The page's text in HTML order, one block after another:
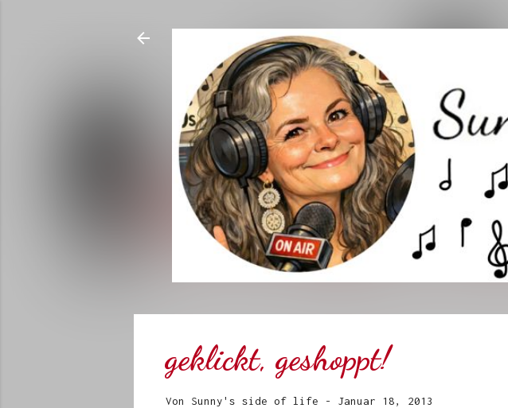
geklickt, geshoppt!
Von Sunny's side of life - Januar 18, 2013